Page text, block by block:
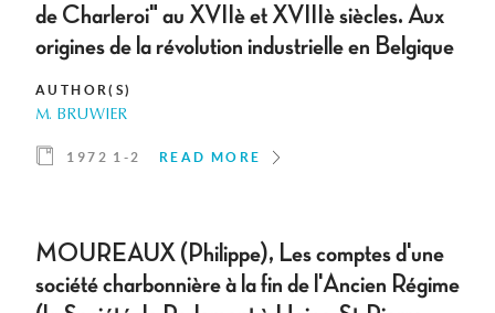
de Charleroi" au XVIIè et XVIIIè siècles. Aux
origines de la révolution industrielle en Belgique
AUTHOR(S)
M. BRUWIER
1972 1-2 READ MORE
MOUREAUX (Philippe), Les comptes d'une
société charbonnière à la fin de l'Ancien Régime